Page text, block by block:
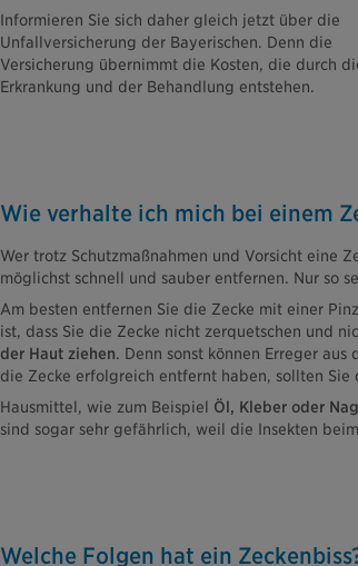
Informieren Sie sich daher gleich jetzt über die
Unfallversicherung der Bayerischen. Denn die
Versicherung übernimmt die Kosten, die durch
Erkrankung und der Behandlung entstehen.
Wie verhalte ich mich bei einem
Wer trotz Schutzmaßnahmen und Vorsicht eine
möglichst schnell und sauber entfernen. Nur so
Am besten entfernen Sie die Zecke mit einer
ist, dass Sie die Zecke nicht zerquetschen und
der Haut ziehen. Denn sonst können Erreger
die Zecke erfolgreich entfernt haben, sollten
Hausmittel, wie zum Beispiel Öl, Kleber oder
sind sogar sehr gefährlich, weil die Insekten
Welche Folgen hat ein